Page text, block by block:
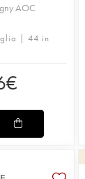
AOC
| 44 in
€